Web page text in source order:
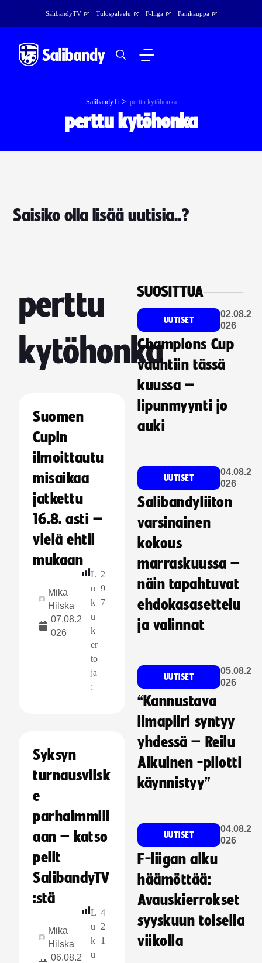
SalibandyTV Tulospalvelu F-liiga Fanikauppa
Salibandy.fi > perttu kytöhonka
perttu kytöhonka
Saisiko olla lisää uutisia..?
perttu
kytöhonka
Suomen
Cupin
ilmoittautu
misaikaa
jatkettu
16.8. asti –
vielä ehtii
mukaan
Mika
Hilska
07.08.2
026
L
u
k
u
k
er
to
ja
:
2
9
7
Syksyn
turnausvilsk
e
parhaimmill
aan – katso
pelit
SalibandyTV
:stä
Mika
Hilska
06.08.2
L
u
k
u
4
2
1
SUOSITTUA
UUTISET
02.08.2
026
Champions Cup
vauhtiin tässä
kuussa –
lipunmyynti jo
auki
UUTISET
04.08.2
026
Salibandyliiton
varsinainen
kokous
marraskuussa –
näin tapahtuvat
ehdokasasettelu
ja valinnat
UUTISET
05.08.2
026
“Kannustava
ilmapiiri syntyy
yhdessä – Reilu
Aikuinen -pilotti
käynnistyy”
UUTISET
04.08.2
026
F-liigan alku
häämöttää:
Avauskierrokset
syyskuun toisella
viikolla